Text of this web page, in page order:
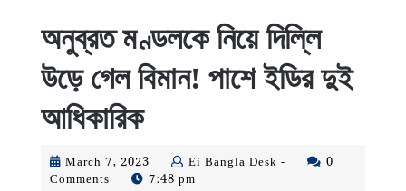
অনুব্রত মণ্ডলকে নিয়ে দিল্লি
উড়ে গেল বিমান! পাশে ইডির দুই
আধিকারিক
March 7, 2023 March
7,
Ei Bangla Desk -
0
Comments
7:48 pm